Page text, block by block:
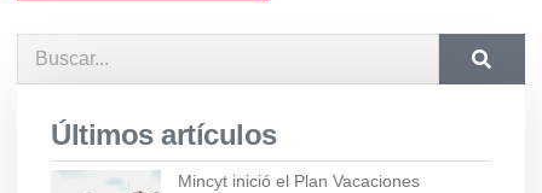
Últimos artículos
Mincyt inició el Plan Vacaciones